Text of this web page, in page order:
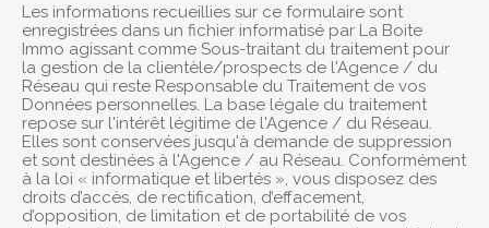
Les informations recueillies sur ce formulaire sont
enregistrées dans un fichier informatisé par La Boite
Immo agissant comme Sous-traitant du traitement pour
la gestion de la clientèle/prospects de l'Agence / du
Réseau qui reste Responsable du Traitement de vos
Données personnelles. La base légale du traitement
repose sur l'intérêt légitime de l'Agence / du Réseau.
Elles sont conservées jusqu'à demande de suppression
et sont destinées à l'Agence / au Réseau. Conformément
à la loi « informatique et libertés », vous disposez des
droits d’accès, de rectification, d’effacement,
d’opposition, de limitation et de portabilité de vos
Coups de coeur Exclusivités Nouveautés
RECHERCHER